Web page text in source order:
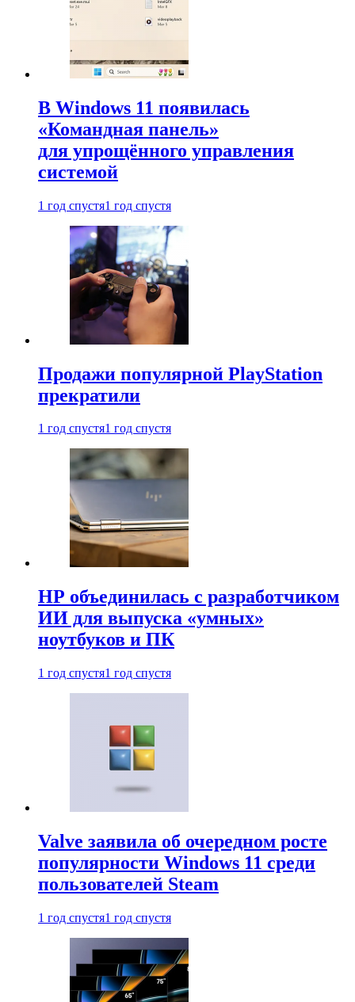
В Windows 11 появилась
«Командная панель»
для упрощённого управления
системой
1 год спустя1 год спустя
Продажи популярной PlayStation
прекратили
1 год спустя1 год спустя
HP объединилась с разработчиком
ИИ для выпуска «умных»
ноутбуков и ПК
1 год спустя1 год спустя
Valve заявила об очередном росте
популярности Windows 11 среди
пользователей Steam
1 год спустя1 год спустя